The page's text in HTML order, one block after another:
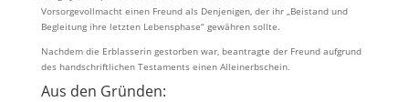
Vorsorgevollmacht einen Freund als Denjenigen, der ihr „Beistand und
Begleitung ihre letzten Lebensphase“ gewähren sollte.
Nachdem die Erblasserin gestorben war, beantragte der Freund aufgrund
des handschriftlichen Testaments einen Alleinerbschein.
Aus den Gründen: